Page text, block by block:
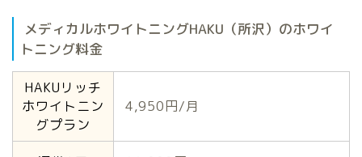
メディカルホワイトニングHAKU（所沢）のホワイ
トニング料金
HAKUリッチ
ホワイトニン
グプラン
4,950円/月